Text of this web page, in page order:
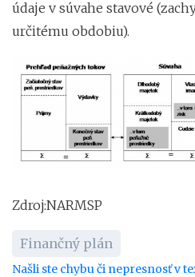
údaje v súvahe stavové
určitému obdobiu).
Zdroj:NARMSP
Finančný plán
Našli ste chybu či nepresnosť v